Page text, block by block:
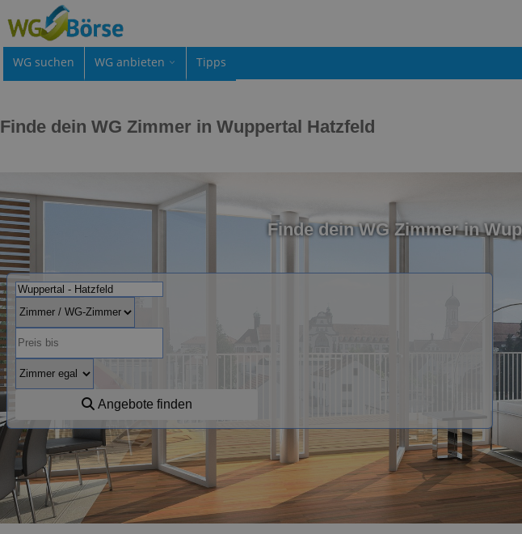
WG suchen WG anbieten Tipps
Finde dein WG Zimmer in Wuppertal Hatzfeld
Finde dein WG Zimmer in
Angebote finden